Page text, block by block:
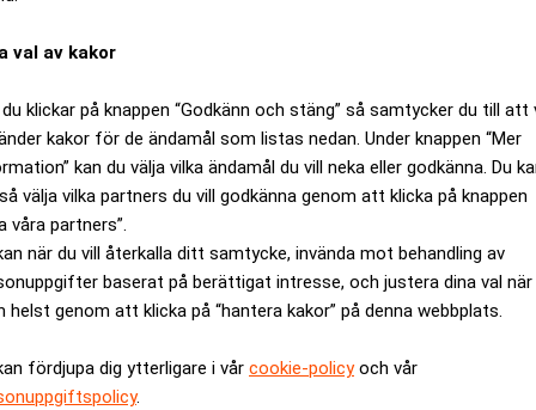
val av kakor
klickar på knappen “Godkänn och stäng” så samtycker du till att
kakor för de ändamål som listas nedan. Under knappen “Mer
kan du välja vilka ändamål du vill neka eller godkänna. Du
välja vilka partners du vill godkänna genom att klicka på knappen
våra partners”.
när du vill återkalla ditt samtycke, invända mot behandling av
baserat på berättigat intresse, och justera dina val när
helst genom att klicka på “hantera kakor” på denna webbplats.
fördjupa dig ytterligare i vår cookie-policyoch vår
.